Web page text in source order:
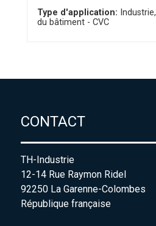
Type d'application: Industrie
du bâtiment - CVC
CONTACT
TH-Industrie
12-14 Rue Raymon Ridel
92250 La Garenne-Colombes
République française